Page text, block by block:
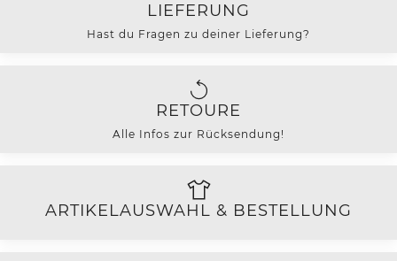
LIEFERUNG
Hast du Fragen zu deiner Lieferung?
RETOURE
Alle Infos zur Rücksendung!
ARTIKELAUSWAHL & BESTELLUNG